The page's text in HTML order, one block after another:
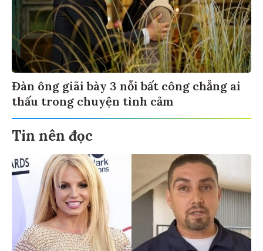
Đàn ông giãi bày 3 nỗi bất công chẳng ai
thấu trong chuyện tình cảm
Tin nên đọc